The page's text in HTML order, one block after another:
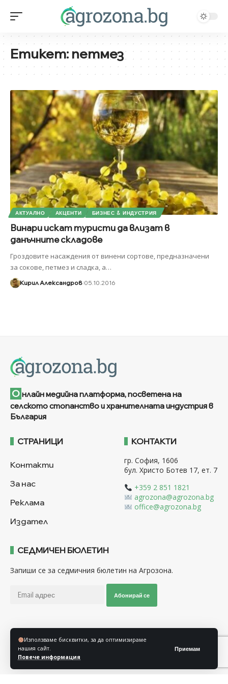
Използваме бисквитки, за да оптимизираме
нашия сайт.
Повече информация
Приемам
Етикет:петмез
АКТУАЛНО АКЦЕНТИ БИЗНЕС & ИНДУСТРИЯ
Винари искат туристи да влизат в
данъчните складове
Гроздовите насаждения от винени сортове, предназначени
за сокове, петмез и сладка, а…
Кирил Александров 05.10.2016
О нлайн медийна платформа, посветена на
селското стопанство и хранителната индустрия в
България
СТРАНИЦИ
Контакти
За нас
Реклама
Издател
КОНТАКТИ
гр. София, 1606
бул. Христо Ботев 17, ет. 7
+359 2 851 1821
agrozona@agrozona.bg
office@agrozona.bg
СЕДМИЧЕН БЮЛЕТИН
Запиши се за седмичния бюлетин на Агрозона.
Абонирай се
Последвайте ни